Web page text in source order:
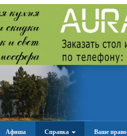
Афиша Справка Ваше право